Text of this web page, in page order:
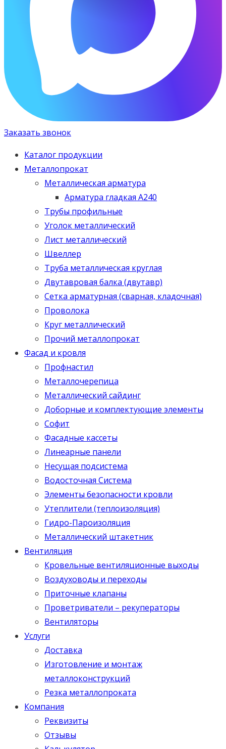
Заказать звонок
Каталог продукции
Металлопрокат
Металлическая арматура
Арматура гладкая А240
Трубы профильные
Уголок металлический
Лист металлический
Швеллер
Труба металлическая круглая
Двутавровая балка (двутавр)
Сетка арматурная (сварная, кладочная)
Проволока
Круг металлический
Прочий металлопрокат
Фасад и кровля
Профнастил
Металлочерепица
Металлический сайдинг
Доборные и комплектующие элементы
Софит
Фасадные кассеты
Линеарные панели
Несущая подсистема
Водосточная Система
Элементы безопасности кровли
Утеплители (теплоизоляция)
Гидро-Пароизоляция
Металлический штакетник
Вентиляция
Кровельные вентиляционные выходы
Воздуховоды и переходы
Приточные клапаны
Проветриватели – рекуператоры
Вентиляторы
Услуги
Доставка
Изготовление и монтаж
металлоконструкций
Резка металлопроката
Компания
Реквизиты
Отзывы